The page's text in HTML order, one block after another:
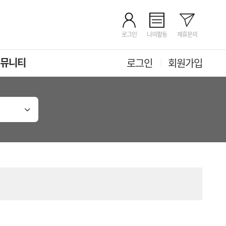
로그인 나의활동 제휴문의
니티 로그인 회원가입